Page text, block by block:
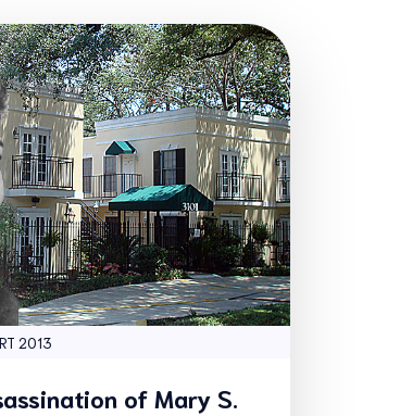
2013
of Mary S.